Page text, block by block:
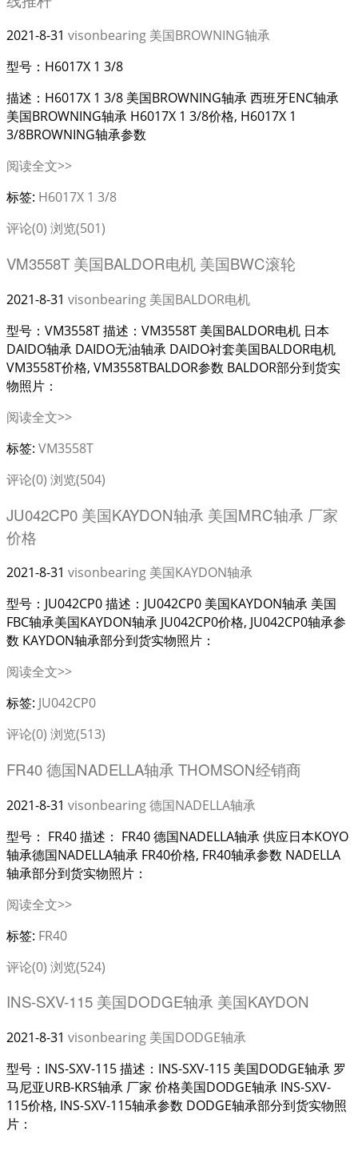
2021-8-31 visonbearing 美国BROWNING轴承
型号：H6017X 1 3/8
描述：H6017X 1 3/8 美国BROWNING轴承 西班牙ENC轴承
美国BROWNING轴承 H6017X 1 3/8价格, H6017X 1
3/8BROWNING轴承参数
阅读全文>>
标签: H6017X 1 3/8
评论(0) 浏览(501)
VM3558T 美国BALDOR电机 美国BWC滚轮
2021-8-31 visonbearing 美国BALDOR电机
型号：VM3558T 描述：VM3558T 美国BALDOR电机 日本
DAIDO轴承 DAIDO无油轴承 DAIDO衬套美国BALDOR电机
VM3558T价格, VM3558TBALDOR参数 BALDOR部分到货实
物照片：
阅读全文>>
标签: VM3558T
评论(0) 浏览(504)
JU042CP0 美国KAYDON轴承 美国MRC轴承 厂家
价格
2021-8-31 visonbearing 美国KAYDON轴承
型号：JU042CP0 描述：JU042CP0 美国KAYDON轴承 美国
FBC轴承美国KAYDON轴承 JU042CP0价格, JU042CP0轴承参
数 KAYDON轴承部分到货实物照片：
阅读全文>>
标签: JU042CP0
评论(0) 浏览(513)
FR40 德国NADELLA轴承 THOMSON经销商
2021-8-31 visonbearing德国NADELLA轴承
型号： FR40 描述： FR40 德国NADELLA轴承 供应日本KOYO
轴承德国NADELLA轴承 FR40价格, FR40轴承参数 NADELLA
轴承部分到货实物照片：
阅读全文>>
标签: FR40
评论(0) 浏览(524)
INS-SXV-115 美国DODGE轴承 美国KAYDON
2021-8-31 visonbearing 美国DODGE轴承
型号：INS-SXV-115 描述：INS-SXV-115 美国DODGE轴承 罗
马尼亚URB-KRS轴承 厂家 价格美国DODGE轴承 INS-SXV-
115价格, INS-SXV-115轴承参数 DODGE轴承部分到货实物照
片：